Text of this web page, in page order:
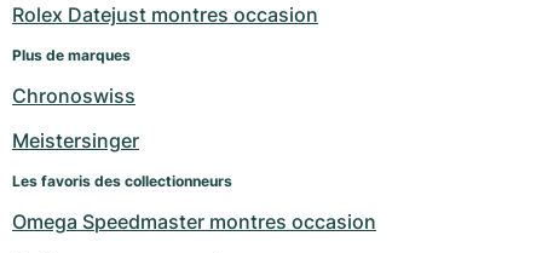
Rolex Datejust montres occasion
Plus de marques
Chronoswiss
Meistersinger
Les favoris des collectionneurs
Omega Speedmaster montres occasion